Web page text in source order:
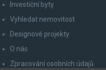
Investiční byty
Vyhledat nemovitost
Designové projekty
O nás
Zpracování osobních údajů